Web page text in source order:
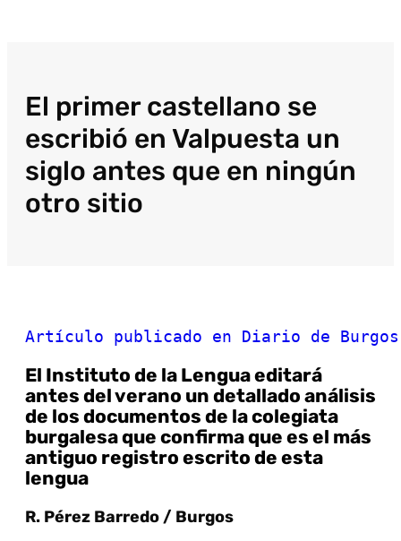
El primer castellano se
escribió en Valpuesta un
siglo antes que en ningún
otro sitio
Artículo publicado en Diario de
El Instituto de la Lengua editará
antes del verano un detallado análisis
de los documentos de la colegiata
burgalesa que confirma que es el más
antiguo registro escrito de esta
lengua
R. Pérez Barredo / Burgos